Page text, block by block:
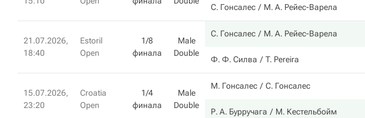
С. Гонсалес М. А. Рейес-Варела
21.07.2026,
18:40
Estoril
Open
1/8
финала
Male
Double
С. Гонсалес М. А. Рейес-Варела
Ф. Ф. Силва T. Pereira
15.07.2026,
23:20
Croatia
Open
1/4
финала
Male
Double
М. Гонсалес С. Гонсалес
Р. А. Бурручага М. Кестельбойм